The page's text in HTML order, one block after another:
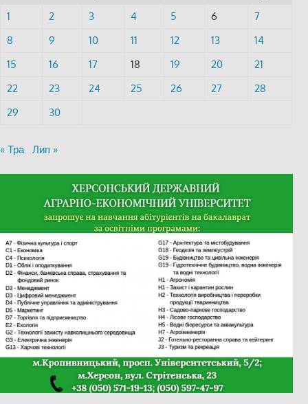
1
2 3 4 5 6
7
8
9 10 11 12 13
14
15
16 17 18 19 20
21
22
23 24 25 26 27
28
29
30
« Тра Лип »